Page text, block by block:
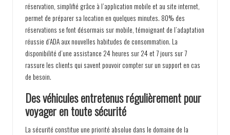
réservation, simplifié grâce à l’application mobile et au site internet,
permet de préparer sa location en quelques minutes. 80% des
réservations se font désormais sur mobile, témoignant de l’adaptation
réussie d’ADA aux nouvelles habitudes de consommation. La
disponibilité d’une assistance 24 heures sur 24 et 7 jours sur 7
rassure les clients qui savent pouvoir compter sur un support en cas
de besoin.
Des véhicules entretenus régulièrement pour
voyager en toute sécurité
La sécurité constitue une priorité absolue dans le domaine de la